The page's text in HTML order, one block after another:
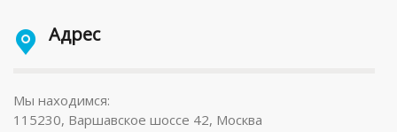
Адрес
Мы находимся:
115230, Варшавское шоссе 42, Москва